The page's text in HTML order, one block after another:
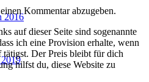
2016
Kommentar abzugeben.
auf dieser Seite sind sogenannte
ich eine Provision erhalte, wenn
Der Preis bleibt für dich
hilfst du, diese Website zu